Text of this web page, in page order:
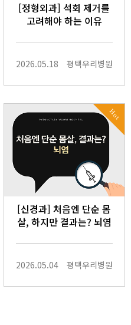
[정형외과] 석회 제거를
고려해야 하는 이유
2026.05.18 평택우리병원
Hot
[신경과] 처음엔 단순 몸
살, 하지만 결과는? 뇌염
2026.05.04 평택우리병원